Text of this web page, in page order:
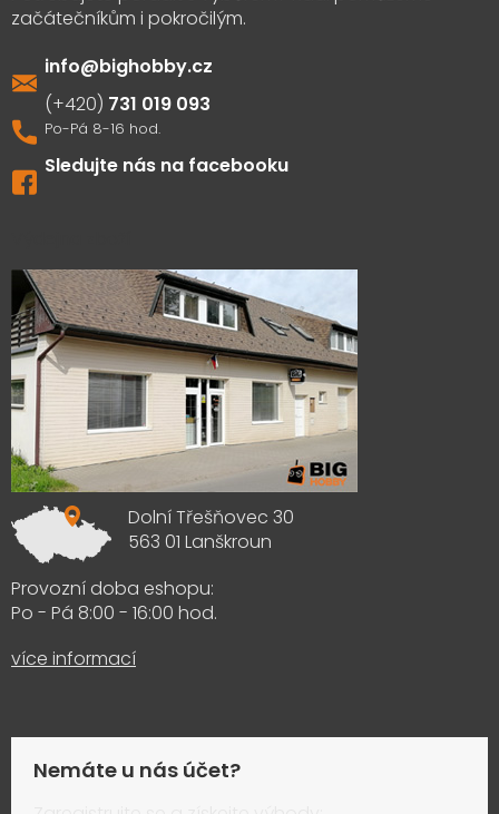
info@bighobby.cz
731 019 093
Sledujte nás na facebooku
Dolní Třešňovec 30
563 01 Lanškroun
Provozní doba eshopu:
Po - Pá 8:00 - 16:00 hod.
více informací
Nemáte u nás účet?